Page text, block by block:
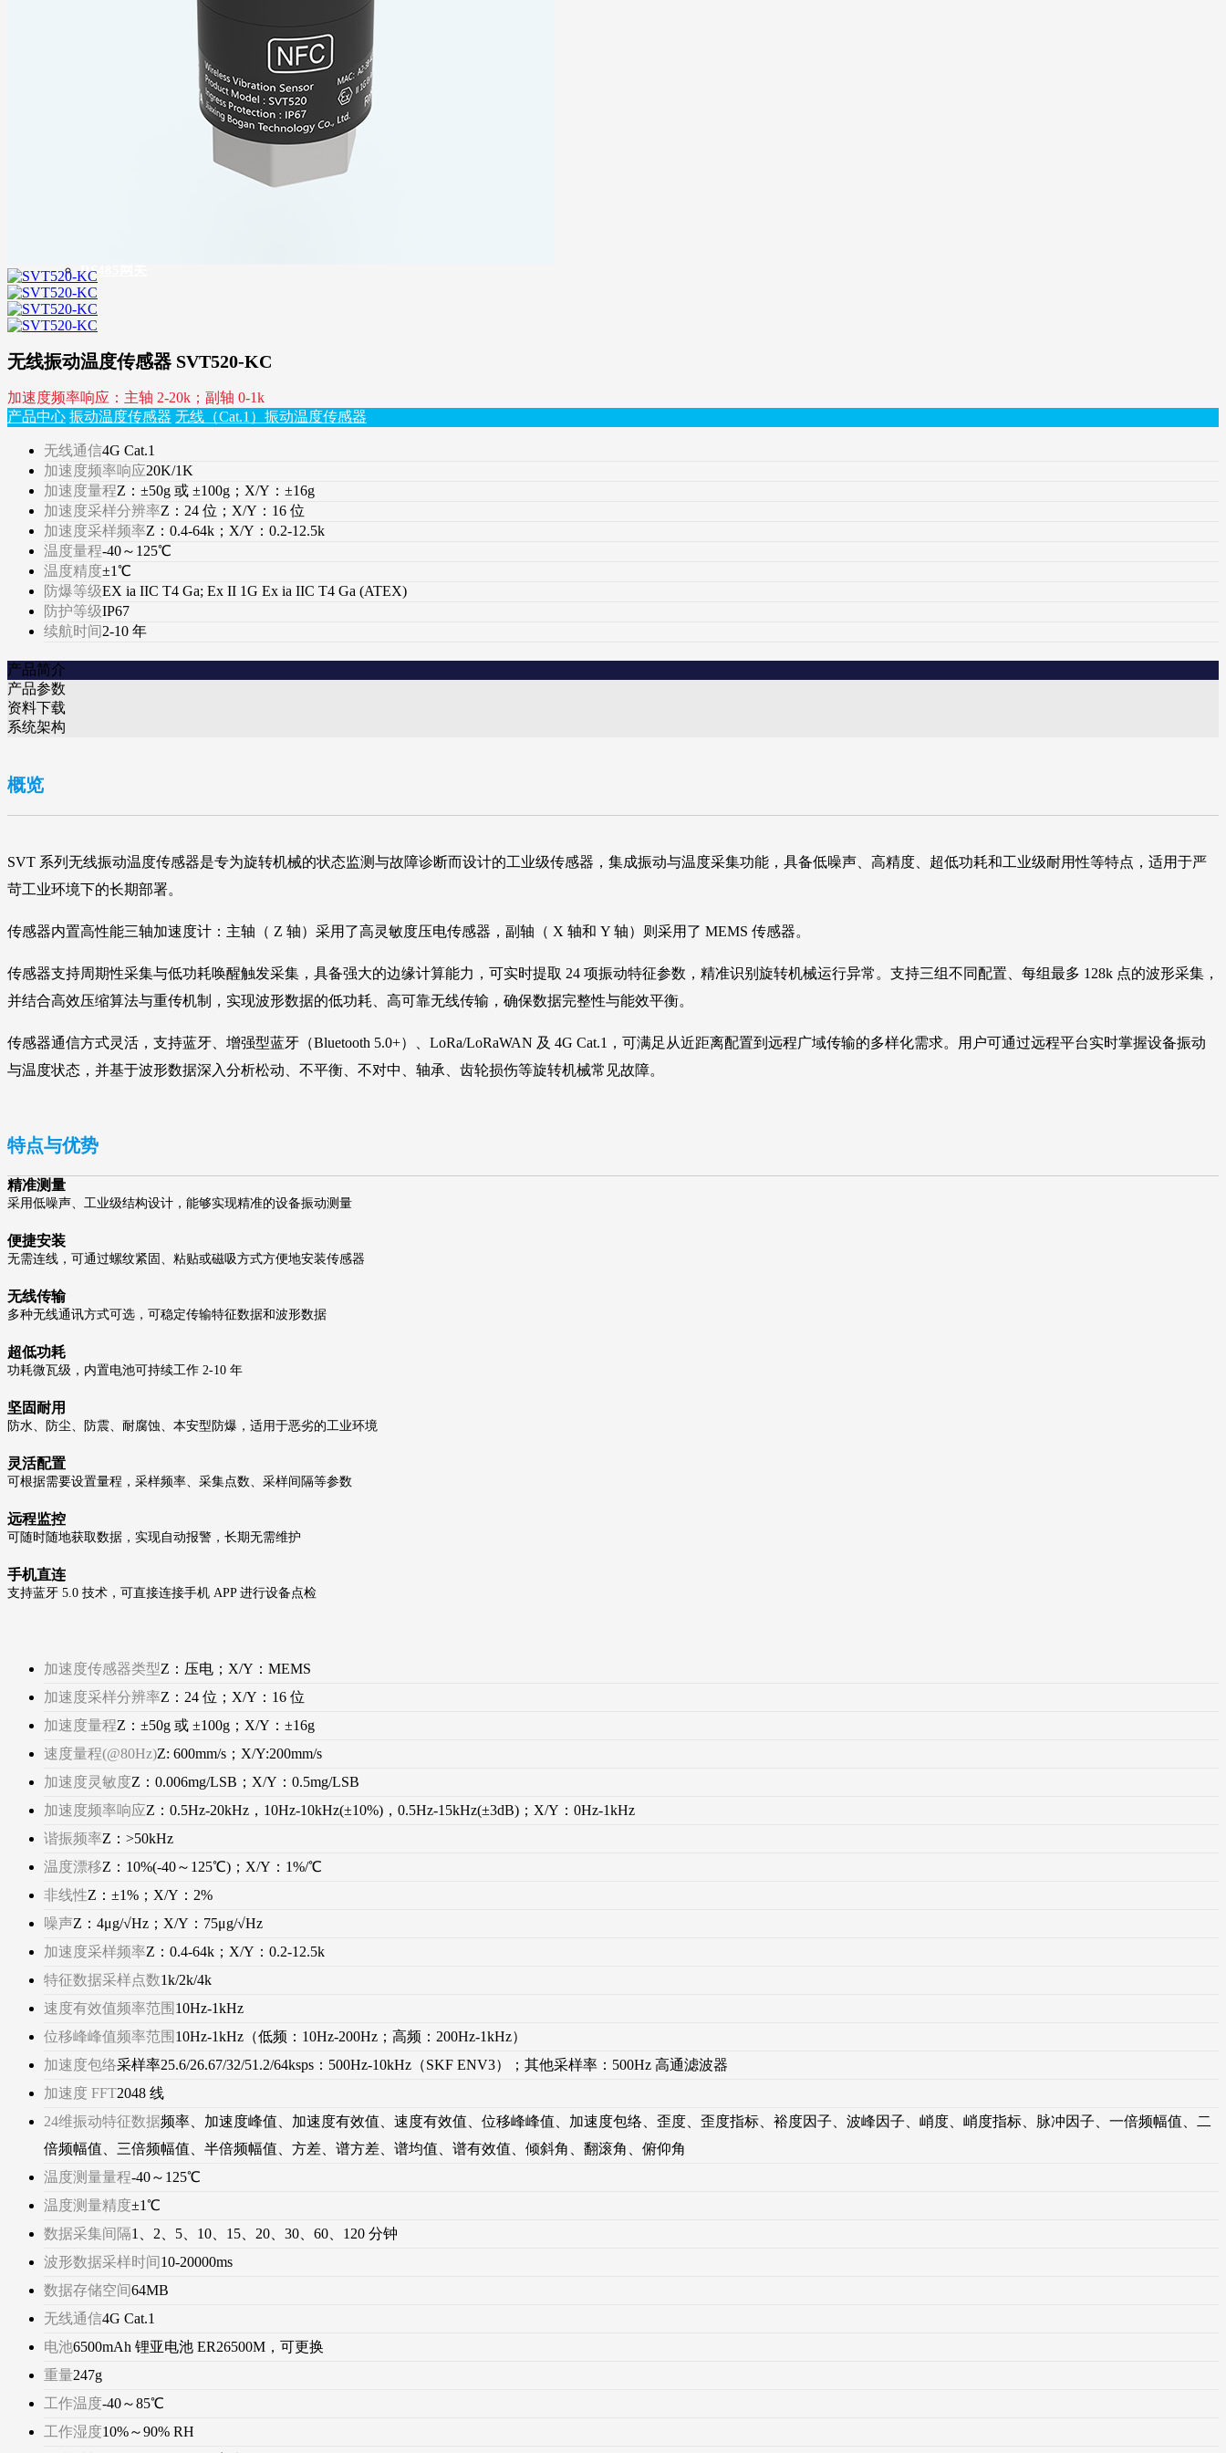
无线（LoRa）倾角传感器
无线（Cat.1）倾角传感器
RS485网关
无线振动温度传感器 SVT520-KC
加速度频率响应：主轴 2-20k；副轴 0-1k
产品中心 振动温度传感器 无线（Cat.1）振动温度传感器
无线通信4G Cat.1
加速度频率响应20K/1K
加速度量程Z：±50g 或 ±100g；X/Y：±16g
加速度采样分辨率Z：24 位；X/Y：16 位
加速度采样频率Z：0.4-64k；X/Y：0.2-12.5k
温度量程-40～125℃
温度精度±1℃
防爆等级EX ia IIC T4 Ga; Ex II 1G Ex ia IIC T4 Ga (ATEX)
防护等级IP67
续航时间 2-10 年
产品简介
产品参数
资料下载
系统架构
概览
SVT 系列无线振动温度传感器是专为旋转机械的状态监测与故障诊断而设计的工业级传感器，集成振动与温度采集功能，具备低噪声、高精度、超低功耗和工业级耐用性等特点，适用于严
苛工业环境下的长期部署。
传感器内置高性能三轴加速度计：主轴（ Z 轴）采用了高灵敏度压电传感器，副轴（ X 轴和 Y 轴）则采用了 MEMS 传感器。
传感器支持周期性采集与低功耗唤醒触发采集，具备强大的边缘计算能力，可实时提取 24 项振动特征参数，精准识别旋转机械运行异常。支持三组不同配置、每组最多 128k 点的波形采集，
并结合高效压缩算法与重传机制，实现波形数据的低功耗、高可靠无线传输，确保数据完整性与能效平衡。
传感器通信方式灵活，支持蓝牙、增强型蓝牙（Bluetooth 5.0+）、LoRa/LoRaWAN 及 4G Cat.1，可满足从近距离配置到远程广域传输的多样化需求。用户可通过远程平台实时掌握设备振动
与温度状态，并基于波形数据深入分析松动、不平衡、不对中、轴承、齿轮损伤等旋转机械常见故障。
特点与优势
精准测量
采用低噪声、工业级结构设计，能够实现精准的设备振动测量
便捷安装
无需连线，可通过螺纹紧固、粘贴或磁吸方式方便地安装传感器
无线传输
多种无线通讯方式可选，可稳定传输特征数据和波形数据
超低功耗
功耗微瓦级，内置电池可持续工作 2-10 年
坚固耐用
防水、防尘、防震、耐腐蚀、本安型防爆，适用于恶劣的工业环境
灵活配置
可根据需要设置量程，采样频率、采集点数、采样间隔等参数
远程监控
可随时随地获取数据，实现自动报警，长期无需维护
手机直连
支持蓝牙 5.0 技术，可直接连接手机 APP 进行设备点检
加速度传感器类型Z：压电；X/Y：MEMS
加速度采样分辨率Z：24 位；X/Y：16 位
加速度量程Z：±50g 或 ±100g；X/Y：±16g
速度量程(@80Hz)Z: 600mm/s；X/Y:200mm/s
加速度灵敏度Z：0.006mg/LSB；X/Y：0.5mg/LSB
加速度频率响应Z：0.5Hz-20kHz，10Hz-10kHz(±10%)，0.5Hz-15kHz(±3dB)；X/Y：0Hz-1kHz
谐振频率Z：>50kHz
温度漂移Z：10%(-40～125℃)；X/Y：1%/℃
非线性Z：±1%；X/Y：2%
噪声Z：4μg/√Hz；X/Y：75μg/√Hz
加速度采样频率Z：0.4-64k；X/Y：0.2-12.5k
特征数据采样点数1k/2k/4k
速度有效值频率范围 10Hz-1kHz
位移峰峰值频率范围 10Hz-1kHz（低频：10Hz-200Hz；高频：200Hz-1kHz）
加速度包络采样率25.6/26.67/32/51.2/64ksps：500Hz-10kHz（SKF ENV3）；其他采样率：500Hz 高通滤波器
加速度 FFT2048 线
24维振动特征数据频率、加速度峰值、加速度有效值、速度有效值、位移峰峰值、加速度包络、歪度、歪度指标、裕度因子、波峰因子、峭度、峭度指标、脉冲因子、一倍频幅值、二
倍频幅值、三倍频幅值、半倍频幅值、方差、谱方差、谱均值、谱有效值、倾斜角、翻滚角、俯仰角
温度测量量程-40～125℃
温度测量精度±1℃
数据采集间隔1、2、5、10、15、20、30、60、120 分钟
波形数据采样时间 10-20000ms
数据存储空间64MB
无线通信4G Cat.1
电池6500mAh 锂亚电池 ER26500M，可更换
重量247g
工作温度-40～85℃
工作湿度10%～90% RH